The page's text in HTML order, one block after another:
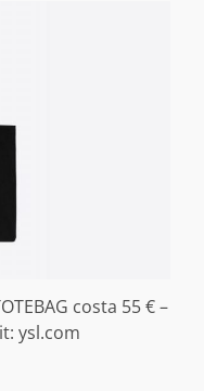
costa 55 € –
ysl.com